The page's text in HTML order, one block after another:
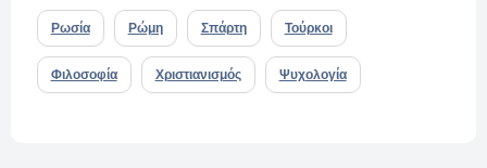
Ρωσία Ρώμη Σπάρτη Τούρκοι
Φιλοσοφία Χριστιανισμός Ψυχολογία